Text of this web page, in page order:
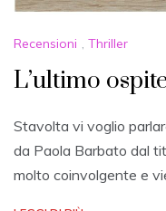
Recensioni , Thriller
L’ultimo
Stavolta vi voglio
da Paola Barbato dal
molto coinvolgente e